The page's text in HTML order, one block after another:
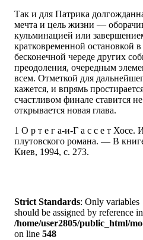
Так и для Патрика
мечта и цель жизни —
кульминацией или
кратковременной остановкой
бесконечной череде других
преодоления, очередным
всем. Отметкой для
кажется, и впрямь
счастливом финале ставится
открывается новая глава.
1 О р т е г а-и-Г а с с е т Хосе.
плутовского романа. — В
Киев, 1994, с. 273.
Strict Standards: Only variables
should be assigned by reference in
/home/user2805/public_html/
on line 548